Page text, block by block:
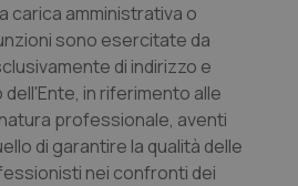
carica amministrativa o
sono esercitate da
di indirizzo e
in riferimento alle
professionale, aventi
di garantire la qualità delle
nei confronti dei
Statistici Marketing
contribuiscono a rendere fruibile il
funzionalità di base quali la
e l'accesso alle aree
sito web non è in grado di
senza questi cookie.